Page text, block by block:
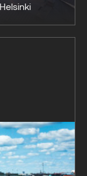
Helsinki